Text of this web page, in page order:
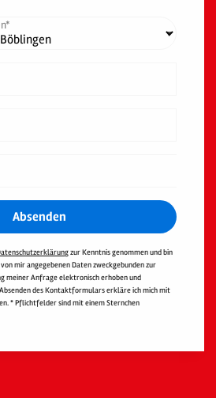
Absenden
zur Kenntnis genommen und bin
mir angegebenen Daten zweckgebunden zur
meiner Anfrage elektronisch erhoben und
des Kontaktformulars erkläre ich mich mit
* Pflichtfelder sind mit einem Sternchen